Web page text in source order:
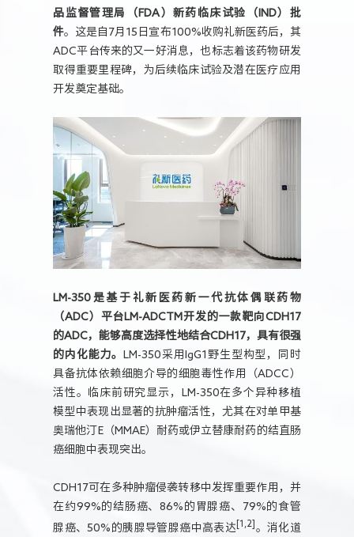
品监督管理局（FDA）新药临床试验（IND）批
件。这是自7月15日宣布100%收购礼新医药后，其
ADC平台传来的又一好消息，也标志着该药物研发
取得重要里程碑，为后续临床试验及潜在医疗应用
开发奠定基础。
LM-350是基于礼新医药新一代抗体偶联药物
（ADC）平台LM-ADCTM开发的一款靶向CDH17
的ADC，能够高度选择性地结合CDH17，具有很强
的内化能力。
LM-350采用IgG1野生型构型，同时
具备抗体依赖细胞介导的细胞毒性作用（ADCC）
活性。临床前研究显示，LM-350在多个异种移植
模型中表现出显著的抗肿瘤活性，尤其在对单甲基
奥瑞他汀E‌（MMAE）耐药或伊立替康耐药的结直肠
癌细胞中表现突出。
CDH17可在多种肿瘤侵袭转移中发挥重要作用，并
在约99%的结肠癌、86%的胃腺癌、79%的食管
腺癌、50%的胰腺导管腺癌中高表达 [1,2] 。消化道